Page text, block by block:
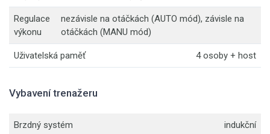
Regulace
výkonu
nezávisle na otáčkách (AUTO mód), závisle na
otáčkách (MANU mód)
Uživatelská paměť 4 osoby + host
Vybavení trenažeru
Brzdný systém indukční